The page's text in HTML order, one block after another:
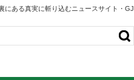
にある真実に斬り込むニュースサイト・GJ